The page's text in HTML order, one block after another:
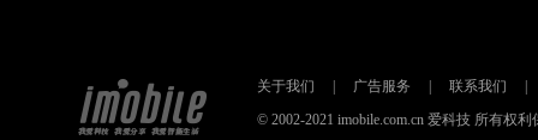
关于我们 广告服务 联系我们
© 2002-2021 imobile.com.cn 爱科技 所有权